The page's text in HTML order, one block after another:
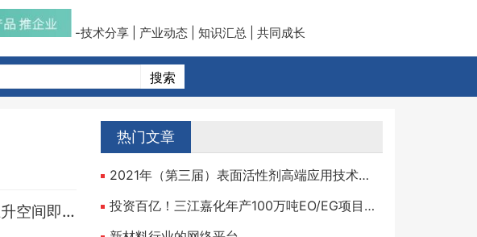
-技术分享 | 产业动态 | 知识汇总 | 共同成长
新材料版块厚积薄发，这家国内氟化工龙头上升空间即将打开
热门文章
2021年（第三届）表面活性剂高端应用技术研讨会
投资百亿！三江嘉化年产100万吨EO/EG项目迎来重大建设节点！